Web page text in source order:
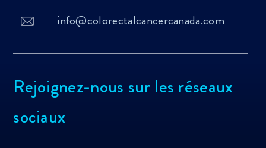
info@colorectalcancercanada.com
Rejoignez-nous sur les réseaux
sociaux